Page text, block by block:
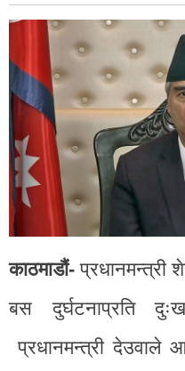
काठमाडौं- प्रधानमन्त्री
बस दुर्घटनाप्रति
प्रधानमन्त्री देउवाले